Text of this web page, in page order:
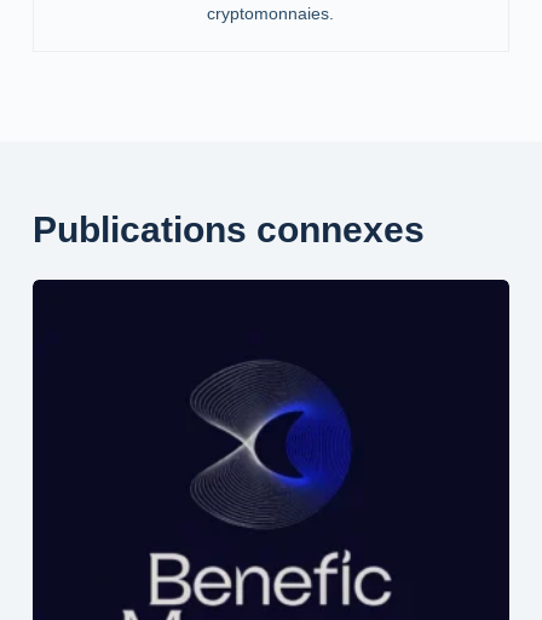
cryptomonnaies.
Publications connexes